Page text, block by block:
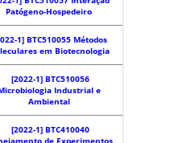
Patógeno-Hospedeiro
1] BTC510055 Métodos
em Biotecnologia
[2022-1] BTC510056
Industrial e
Ambiental
[2022-1] BTC410040